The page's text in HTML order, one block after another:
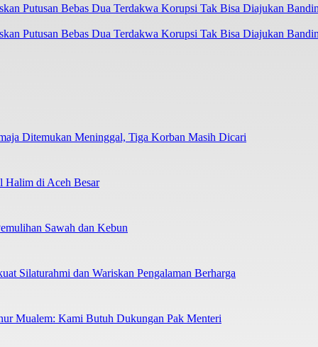
Putusan Bebas Dua Terdakwa Korupsi Tak Bisa Diajukan
Ditemukan Meninggal, Tiga Korban Masih Dicari
Halim di Aceh Besar
Sawah dan Kebun
Silaturahmi dan Wariskan Pengalaman Berharga
Mualem: Kami Butuh Dukungan Pak Menteri